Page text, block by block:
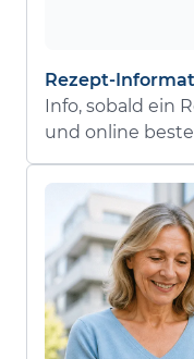
Rezept-
Info, sobald ein
und online